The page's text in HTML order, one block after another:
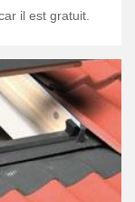
il est gratuit.